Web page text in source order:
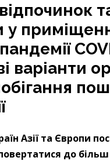
у
варіанти
Азії та Європи
до